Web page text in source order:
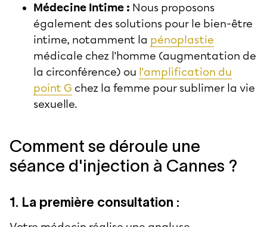
Médecine Intime : Nous proposons
également des solutions pour le bien-être
intime, notamment la pénoplastie
médicale chez l'homme (augmentation de
la circonférence) ou l'amplification du
point G chez la femme pour sublimer la vie
sexuelle.
Comment se déroule une
séance d'injection à Cannes ?
1. La première consultation :